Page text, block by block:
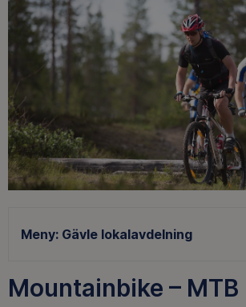
Meny: Gävle lokalavdelning
Mountainbike – MTB